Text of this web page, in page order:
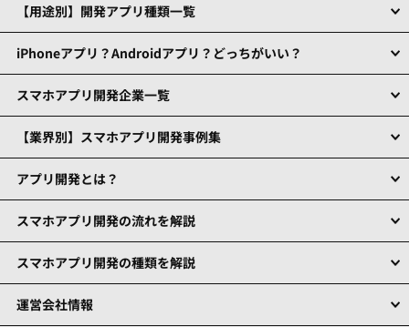
【用途別】開発アプリ種類一覧
iPhoneアプリ？Androidアプリ？どっちがいい？
スマホアプリ開発企業一覧
【業界別】スマホアプリ開発事例集
アプリ開発とは？
スマホアプリ開発の流れを解説
スマホアプリ開発の種類を解説
運営会社情報